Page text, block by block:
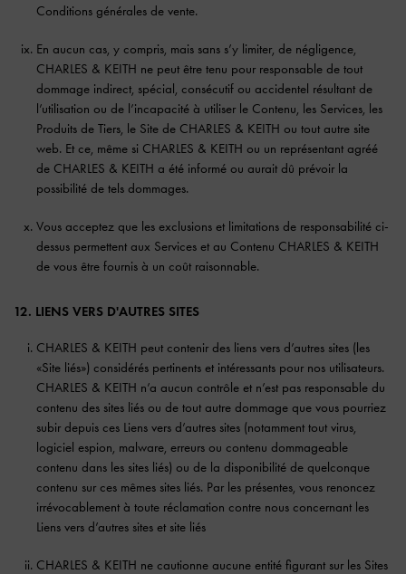
Conditions générales de vente.
En aucun cas, y compris, mais sans s’y limiter, de négligence,
CHARLES & KEITH ne peut être tenu pour responsable de tout
dommage indirect, spécial, consécutif ou accidentel résultant de
l’utilisation ou de l’incapacité à utiliser le Contenu, les Services, les
Produits de Tiers, le Site de CHARLES & KEITH ou tout autre site
web. Et ce, même si CHARLES & KEITH ou un représentant agréé
de CHARLES & KEITH a été informé ou aurait dû prévoir la
possibilité de tels dommages.
Vous acceptez que les exclusions et limitations de responsabilité ci-
dessus permettent aux Services et au Contenu CHARLES & KEITH
de vous être fournis à un coût raisonnable.
12. LIENS VERS D'AUTRES SITES
CHARLES & KEITH peut contenir des liens vers d’autres sites (les
«Site liés») considérés pertinents et intéressants pour nos utilisateurs.
CHARLES & KEITH n’a aucun contrôle et n’est pas responsable du
contenu des sites liés ou de tout autre dommage que vous pourriez
subir depuis ces Liens vers d’autres sites (notamment tout virus,
logiciel espion, malware, erreurs ou contenu dommageable
contenu dans les sites liés) ou de la disponibilité de quelconque
contenu sur ces mêmes sites liés. Par les présentes, vous renoncez
irrévocablement à toute réclamation contre nous concernant les
Liens vers d’autres sites et site liés
CHARLES & KEITH ne cautionne aucune entité figurant sur les Sites